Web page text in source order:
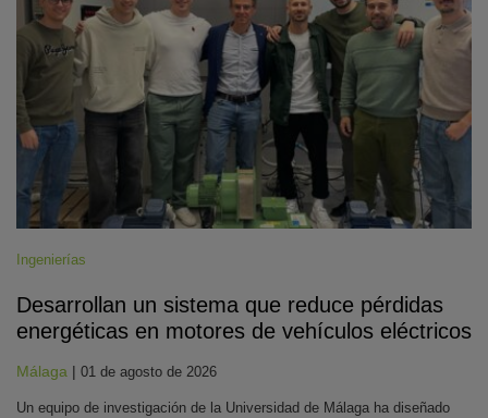
Ingenierías
Desarrollan un sistema que reduce pérdidas
energéticas en motores de vehículos eléctricos
Málaga | 01 de agosto de 2026
Un equipo de investigación de la Universidad de Málaga ha diseñado